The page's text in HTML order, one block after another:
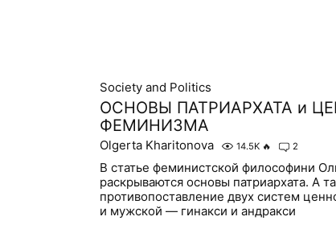
Society and Politics
ОСНОВЫ ПАТРИАРХАТА и
ФЕМИНИЗМА
Olgerta Kharitonova 14.5K 🔥 2
В статье феминистской философини
раскрываются основы патриархата. А
противопоставление двух систем
и мужской — гинакси и андракси